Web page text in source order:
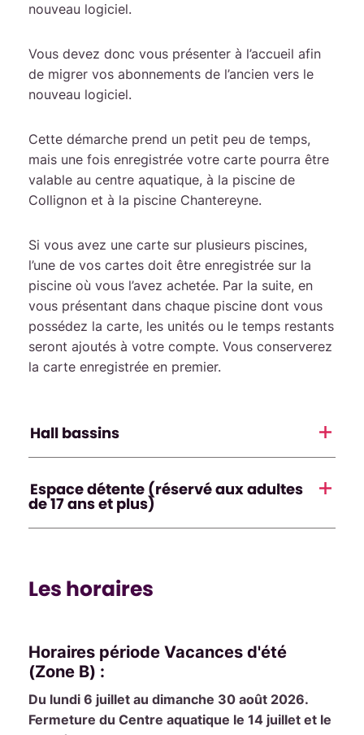
nouveau logiciel.
Vous devez donc vous présenter à l’accueil afin
de migrer vos abonnements de l’ancien vers le
nouveau logiciel.
Cette démarche prend un petit peu de temps,
mais une fois enregistrée votre carte pourra être
valable au centre aquatique, à la piscine de
Collignon et à la piscine Chantereyne.
Si vous avez une carte sur plusieurs piscines,
l’une de vos cartes doit être enregistrée sur la
piscine où vous l’avez achetée. Par la suite, en
vous présentant dans chaque piscine dont vous
possédez la carte, les unités ou le temps restants
seront ajoutés à votre compte. Vous conserverez
la carte enregistrée en premier.
Hall bassins
Espace détente (réservé aux adultes
de 17 ans et plus)
Les horaires
Horaires période Vacances d'été
(Zone B) :
Du lundi 6 juillet au dimanche 30 août 2026.
Fermeture du Centre aquatique le 14 juillet et le